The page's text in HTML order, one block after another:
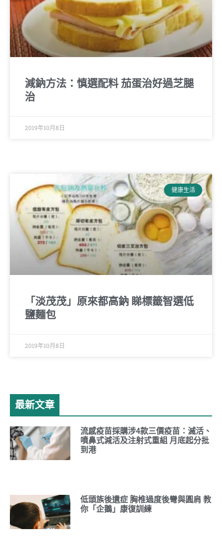
減鈉方法：慎選配料 茄蛋治好過芝腿
治
2019年10月8日
健康生活
「淡茂茂」原來都高鈉 睇標籤智選低
鹽麵包
2019年10月8日
最新文章
流感疫苗採購涉4款三價疫苗：滅活、
噴鼻式減活及注射式重組 月底起分批
到港
低頭族後遺症 胸椎過度後彎與圓肩 教
你「企鵝」康復訓練